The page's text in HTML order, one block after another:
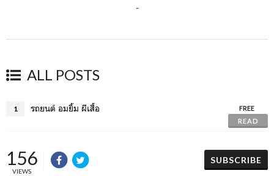
-
ALL POSTS
1 รถยนต์ อมยิ้ม ผีเสื้อ
FREE
READ
156
VIEWS
SUBSCRIBE